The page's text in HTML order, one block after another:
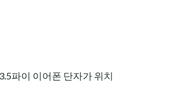
파이 이어폰 단자가 위치